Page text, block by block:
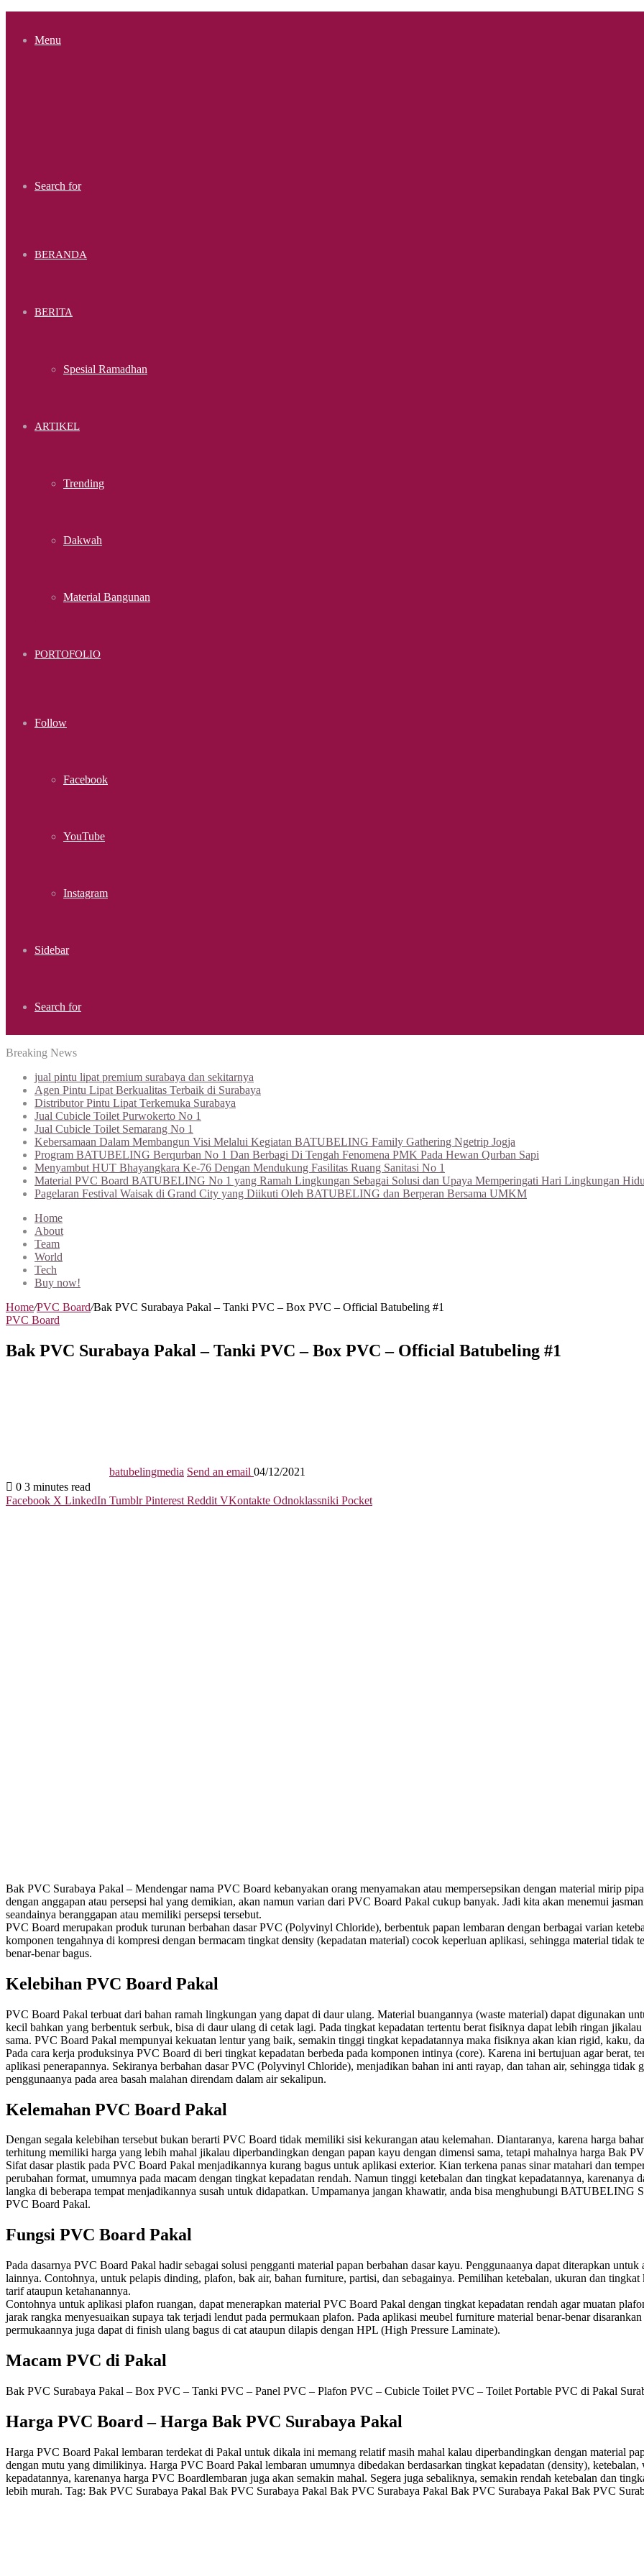
Menu
Search for
BERANDA
BERITA
Spesial Ramadhan
ARTIKEL
Trending
Dakwah
Material Bangunan
PORTOFOLIO
Follow
Facebook
YouTube
Instagram
Sidebar
Search for
Breaking News
jual pintu lipat premium surabaya dan sekitarnya
Agen Pintu Lipat Berkualitas Terbaik di Surabaya
Distributor Pintu Lipat Terkemuka Surabaya
Jual Cubicle Toilet Purwokerto No 1
Jual Cubicle Toilet Semarang No 1
Kebersamaan Dalam Membangun Visi Melalui Kegiatan BATUBELING Family Gathering Ngetrip Jogja
Program BATUBELING Berqurban No 1 Dan Berbagi Di Tengah Fenomena PMK Pada Hewan Qurban Sapi
Menyambut HUT Bhayangkara Ke-76 Dengan Mendukung Fasilitas Ruang Sanitasi No 1
Material PVC Board BATUBELING No 1 yang Ramah Lingkungan Sebagai Solusi dan Upaya Memperingati Hari Lingkungan
Pagelaran Festival Waisak di Grand City yang Diikuti Oleh BATUBELING dan Berperan Bersama UMKM
Home
About
Team
World
Tech
Buy now!
Home/PVC Board/Bak PVC Surabaya Pakal – Tanki PVC – Box PVC – Official Batubeling #1
PVC Board
Bak PVC Surabaya Pakal – Tanki PVC – Box PVC – Official Batubeling #1
batubelingmedia Send an email 04/12/2021
0 3 minutes read
Facebook X LinkedIn Tumblr Pinterest Reddit VKontakte Odnoklassniki Pocket
Bak PVC Surabaya Pakal – Mendengar nama PVC Board kebanyakan orang menyamakan atau mempersepsikan dengan material mirip
dengan anggapan atau persepsi hal yang demikian, akan namun varian dari PVC Board Pakal cukup banyak. Jadi kita akan menemui
seandainya beranggapan atau memiliki persepsi tersebut.
PVC Board merupakan produk turunan berbahan dasar PVC (Polyvinyl Chloride), berbentuk papan lembaran dengan berbagai varian
komponen tengahnya di kompresi dengan bermacam tingkat density (kepadatan material) cocok keperluan aplikasi, sehingga material
benar-benar bagus.
Kelebihan PVC Board Pakal
PVC Board Pakal terbuat dari bahan ramah lingkungan yang dapat di daur ulang. Material buangannya (waste material) dapat digunakan
kecil bahkan yang berbentuk serbuk, bisa di daur ulang di cetak lagi. Pada tingkat kepadatan tertentu berat fisiknya dapat lebih ringan
sama. PVC Board Pakal mempunyai kekuatan lentur yang baik, semakin tinggi tingkat kepadatannya maka fisiknya akan kian rigid, kaku,
Pada cara kerja produksinya PVC Board di beri tingkat kepadatan berbeda pada komponen intinya (core). Karena ini bertujuan agar berat,
aplikasi penerapannya. Sekiranya berbahan dasar PVC (Polyvinyl Chloride), menjadikan bahan ini anti rayap, dan tahan air, sehingga tidak
penggunaanya pada area basah malahan direndam dalam air sekalipun.
Kelemahan PVC Board Pakal
Dengan segala kelebihan tersebut bukan berarti PVC Board tidak memiliki sisi kekurangan atau kelemahan. Diantaranya, karena harga
terhitung memiliki harga yang lebih mahal jikalau diperbandingkan dengan papan kayu dengan dimensi sama, tetapi mahalnya harga Bak
Sifat dasar plastik pada PVC Board Pakal menjadikannya kurang bagus untuk aplikasi exterior. Kian terkena panas sinar matahari dan
perubahan format, umumnya pada macam dengan tingkat kepadatan rendah. Namun tinggi ketebalan dan tingkat kepadatannya, karenanya
langka di beberapa tempat menjadikannya susah untuk didapatkan. Umpamanya jangan khawatir, anda bisa menghubungi BATUBELING
PVC Board Pakal.
Fungsi PVC Board Pakal
Pada dasarnya PVC Board Pakal hadir sebagai solusi pengganti material papan berbahan dasar kayu. Penggunaanya dapat diterapkan
lainnya. Contohnya, untuk pelapis dinding, plafon, bak air, bahan furniture, partisi, dan sebagainya. Pemilihan ketebalan, ukuran dan
tarif ataupun ketahanannya.
Contohnya untuk aplikasi plafon ruangan, dapat menerapkan material PVC Board Pakal dengan tingkat kepadatan rendah agar muatan
jarak rangka menyesuaikan supaya tak terjadi lendut pada permukaan plafon. Pada aplikasi meubel furniture material benar-benar
permukaannya juga dapat di finish ulang bagus di cat ataupun dilapis dengan HPL (High Pressure Laminate).
Macam PVC di Pakal
Bak PVC Surabaya Pakal – Box PVC – Tanki PVC – Panel PVC – Plafon PVC – Cubicle Toilet PVC – Toilet Portable PVC di Pakal
Harga PVC Board – Harga Bak PVC Surabaya Pakal
Harga PVC Board Pakal lembaran terdekat di Pakal untuk dikala ini memang relatif masih mahal kalau diperbandingkan dengan material
dengan mutu yang dimilikinya. Harga PVC Board Pakal lembaran umumnya dibedakan berdasarkan tingkat kepadatan (density),
kepadatannya, karenanya harga PVC Boardlembaran juga akan semakin mahal. Segera juga sebaliknya, semakin rendah ketebalan dan
lebih murah. Tag: Bak PVC Surabaya Pakal Bak PVC Surabaya Pakal Bak PVC Surabaya Pakal Bak PVC Surabaya Pakal Bak PVC